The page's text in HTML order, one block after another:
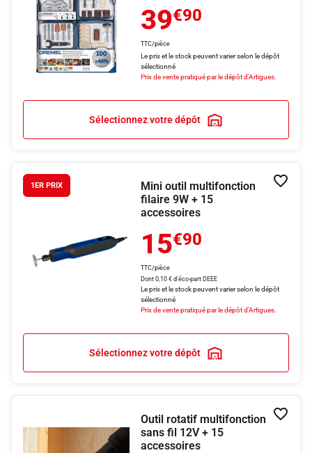
39€90
TTC/pièce
Le prix et le stock peuvent varier selon le dépôt
sélectionné
Prix de vente pratiqué par le dépôt d'Artigues.
Sélectionnez votre dépôt
1ER PRIX
Mini outil multifonction
filaire 9W + 15
accessoires
15€90
TTC/pièce
Dont 0,10 € d'éco-part DEEE
Le prix et le stock peuvent varier selon le dépôt
sélectionné
Prix de vente pratiqué par le dépôt d'Artigues.
Sélectionnez votre dépôt
Outil rotatif multifonction
sans fil 12V + 15
accessoires